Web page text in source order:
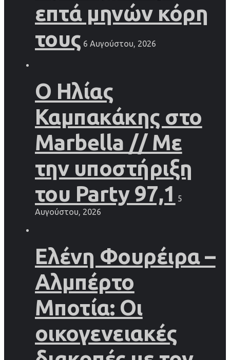
επτά μηνών κόρη
τους 6 Αυγούστου, 2026
Ο Ηλίας
Καμπακάκης στο
Marbella // Με
την υποστήριξη
του Party 97,1
5
Αυγούστου, 2026
Ελένη Φουρέιρα –
Αλμπέρτο
Μποτία: Οι
οικογενειακές